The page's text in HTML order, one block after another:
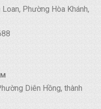
Phường Hòa Khánh,
Diên Hồng, thành